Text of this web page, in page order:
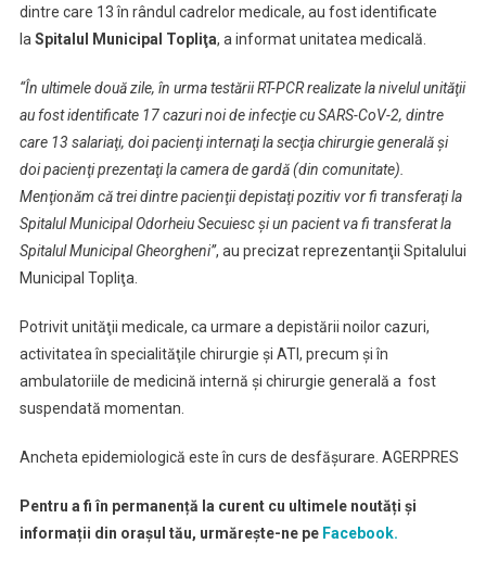
Cazuri
De
Cu
SARS-
CoV-
2
La
Spitalul
Municipal
dintre care 13 în rândul cadrelor medicale, au fost identificate
la Spitalul Municipal Topliţa, a informat unitatea medicală.
“În ultimele două zile, în urma testării RT-PCR realizate la nivelul unităţii
au fost identificate 17 cazuri noi de infecţie cu SARS-CoV-2, dintre
care 13 salariaţi, doi pacienţi internaţi la secţia chirurgie generală şi
doi pacienţi prezentaţi la camera de gardă (din comunitate).
Menţionăm că treidintre pacienţii depistaţi pozitiv vor fi transferaţi la
Spitalul Municipal Odorheiu Secuiesc şi un pacient va fi transferat la
Spitalul Municipal Gheorgheni”, au precizat reprezentanţii Spitalului
Municipal Topliţa.
Potrivit unităţii medicale, ca urmare a depistării noilor cazuri,
activitatea în specialităţile chirurgie şi ATI, precum şi în
ambulatoriile de medicină internă şi chirurgie generală a fost
suspendată momentan.
Ancheta epidemiologică este în curs de desfăşurare. AGERPRES
Pentru a fi în permanență la curent cu ultimele noutăți și
informații din orașul tău, urmărește-ne peFacebook.